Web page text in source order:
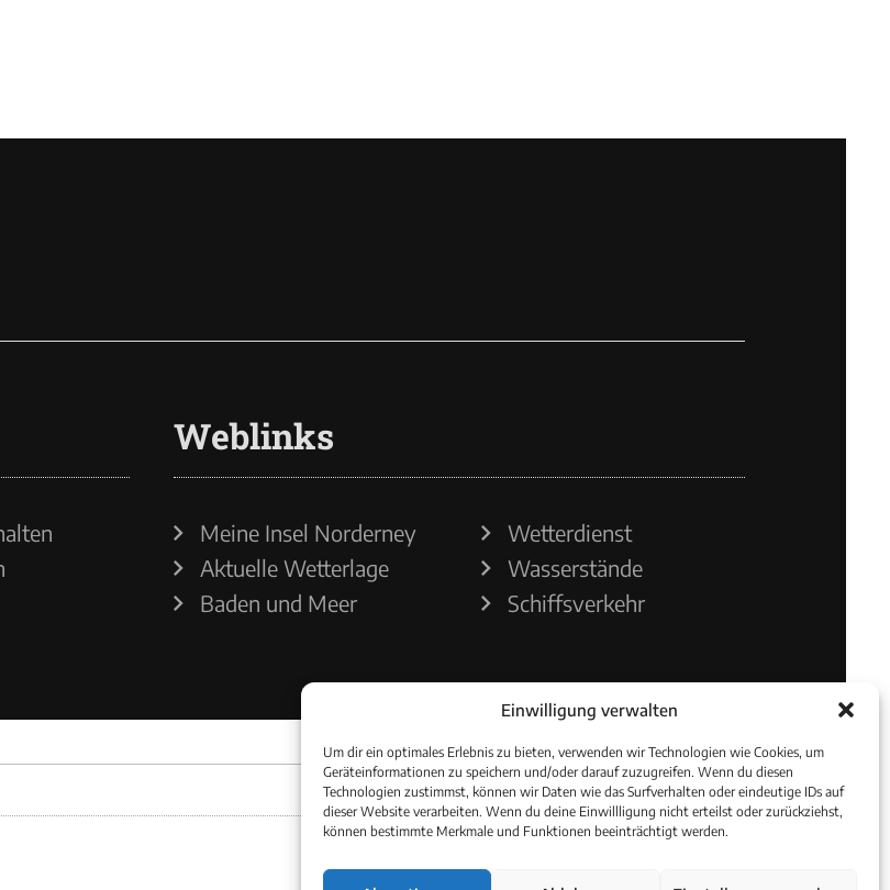
Einwilligung verwalten
Um dir ein optimales Erlebnis zu bieten, verwenden wir Technologien wie Cookies, um
Geräteinformationen zu speichern und/oder darauf zuzugreifen. Wenn du diesen
Technologien zustimmst, können wir Daten wie das Surfverhalten oder eindeutige IDs auf
dieser Website verarbeiten. Wenn du deine Einwillligung nicht erteilst oder zurückziehst,
können bestimmte Merkmale und Funktionen beeinträchtigt werden.
Weblinks
Meine Insel Norderney
Aktuelle Wetterlage
Baden und Meer
Wetterdienst
Wasserstände
Schiffsverkehr